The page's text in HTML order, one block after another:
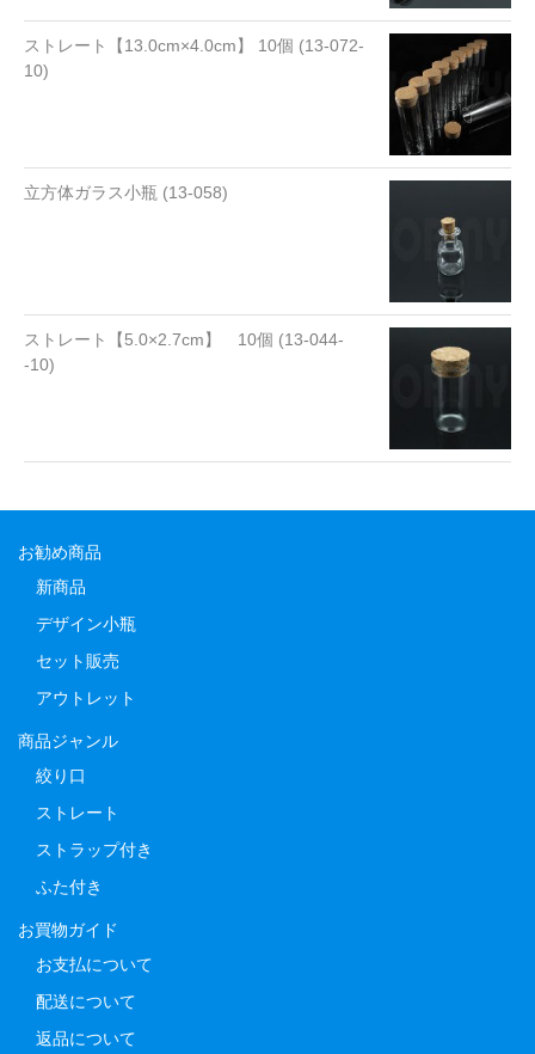
ストレート【13.0cm×4.0cm】 10個 (13-072-
10)
立方体ガラス小瓶 (13-058)
ストレート【5.0×2.7cm】 10個 (13-044-
-10)
お勧め商品
新商品
デザイン小瓶
セット販売
アウトレット
商品ジャンル
絞り口
ストレート
ストラップ付き
ふた付き
お買物ガイド
お支払について
配送について
返品について